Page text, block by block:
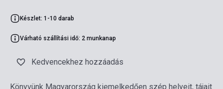
Készlet: 1-10 darab
Várható szállítási idő: 2 munkanap
Kedvencekhez hozzáadás
Könyvünk Magyarország kiemelkedően szép helyeit, tájait